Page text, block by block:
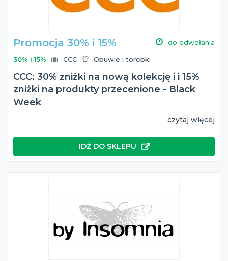
Promocja 30% i 15% do odwołania
30% i 15% CCC Obuwie i torebki
CCC: 30% zniżki na nową kolekcję i i 15%
zniżki na produkty przecenione - Black
Week
czytaj więcej
IDŹ DO SKLEPU